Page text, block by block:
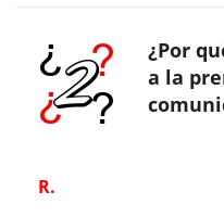
¿Por
a la
R.